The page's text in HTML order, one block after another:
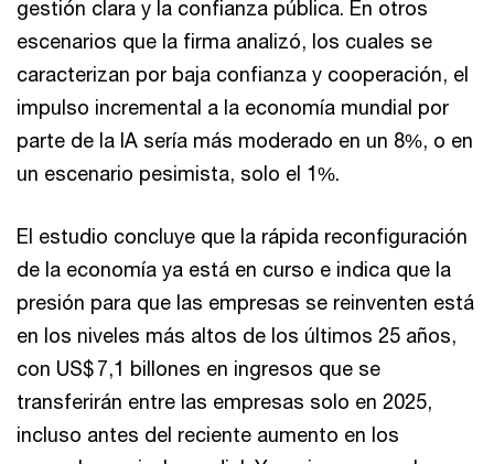
gestión clara y la confianza pública. En otros
escenarios que la firma analizó, los cuales se
caracterizan por baja confianza y cooperación, el
impulso incremental a la economía mundial por
parte de la IA sería más moderado en un 8%, o en
un escenario pesimista, solo el 1%.
El estudio concluye que la rápida reconfiguración
de la economía ya está en curso e indica que la
presión para que las empresas se reinventen está
en los niveles más altos de los últimos 25 años,
con US$ 7,1 billones en ingresos que se
transferirán entre las empresas solo en 2025,
incluso antes del reciente aumento en los